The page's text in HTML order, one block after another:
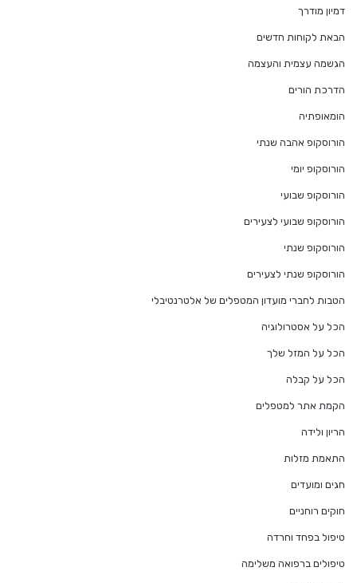
דמיון מודרך
הבאת לקוחות חדשים
הגשמה עצמית והעצמה
הדרכת הורים
הומאופתיה
הורוסקופ אהבה שנתי
הורוסקופ יומי
הורוסקופ שבועי
הורוסקופ שבועי לצעירים
הורוסקופ שנתי
הורוסקופ שנתי לצעירים
הטבות לחברי מועדון המטפלים של אלטרנטיבלי
הכל על אסטרולוגיה
הכל על המזל שלך
הכל על קבלה
הקמת אתר למטפלים
הריון ולידה
התאמת מזלות
חגים ומועדים
חוקים רוחניים
טיפול בפחד וחרדה
טיפולים ברפואה משלימה